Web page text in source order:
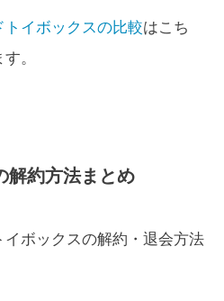
トイボックスの比較はこち
。
解約方法まとめ
ボックスの解約・退会方法